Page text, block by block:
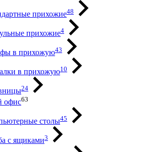
прихожие48
прихожие4
в прихожую43
в прихожую10
24
офис63
столы45
с ящиками3